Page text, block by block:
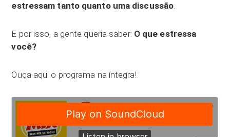
estressam tanto quanto uma discussão.
E por isso, a gente queria saber: O que estressa
você?
Ouça aqui o programa na íntegra!